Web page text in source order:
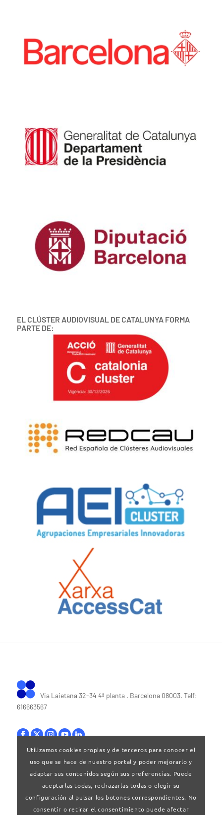
EL CLÚSTER AUDIOVISUAL DE CATALUNYA FORMA
PARTE DE:
Via Laietana 32-34 4ª planta . Barcelona 08003. Telf:
616663567
Bases legales|Política de privacitat
Utilizamos cookies propias y de terceros para conocer el
uso que se hace de nuestro portal y poder mejorarlo y
adaptar sus contenidos según sus preferencias. Puede
aceptarlas todas, rechazarlas todas o elegir su
configuración al pulsar los botones correspondientes. No
consentir o retirar el consentimiento puede afectar